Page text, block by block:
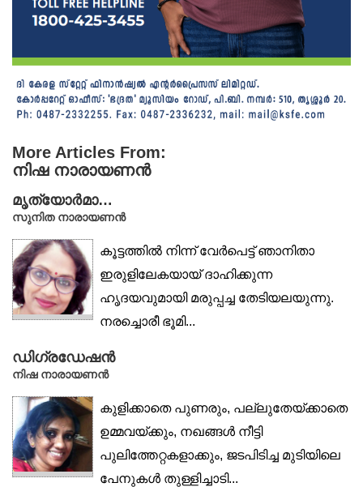
More Articles From:
നിഷ നാരായണൻ
മൃത്യോർമാ…
സുനിത നാരായണൻ
കൂട്ടത്തിൽ നിന്ന് വേർപെട്ട് ഞാനിതാ
ഇരുളിലേകയായ് ദാഹിക്കുന്ന
ഹൃദയവുമായി മരുപ്പച്ച തേടിയലയുന്നു.
നരച്ചൊരീ ഭൂമി...
ഡിഗ്രഡേഷൻ
നിഷ നാരായണൻ
കുളിക്കാതെ പുണരും, പല്ലുതേയ്ക്കാതെ
ഉമ്മവയ്ക്കും, നഖങ്ങൾ നീട്ടി
പുലിത്തേറ്റകളാക്കും, ജടപിടിച്ച മുടിയിലെ
പേനുകൾ തുള്ളിച്ചാടി...